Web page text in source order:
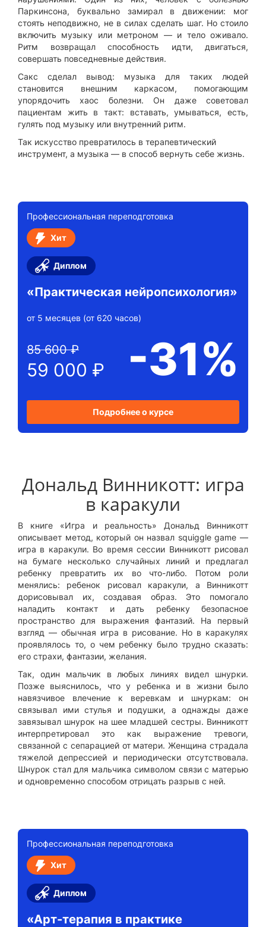
Паркинсона, буквально замирал в движении: мог
стоять неподвижно, не в силах сделать шаг. Но стоило
включить музыку или метроном — и тело оживало.
Ритм возвращал способность идти, двигаться,
совершать повседневные действия.
Сакс сделал вывод: музыка для таких людей
становится внешним каркасом, помогающим
упорядочить хаос болезни. Он даже советовал
пациентам жить в такт: вставать, умываться, есть,
гулять под музыку или внутренний ритм.
Так искусство превратилось в терапевтический
инструмент, а музыка — в способ вернуть себе жизнь.
Профессиональная переподготовка
Хит
Диплом
«Практическая нейропсихология»
от 5 месяцев (от 620 часов)
59 000 ₽
85 600 ₽ -31%
Подробнее о курсе
Дональд Винникотт: игра
в каракули
В книге «Игра и реальность» Дональд Винникотт
описывает метод, который он назвал squiggle game —
игра в каракули. Во время сессии Винникотт рисовал
на бумаге несколько случайных линий и предлагал
ребенку превратить их во что-либо. Потом роли
менялись: ребенок рисовал каракули, а Винникотт
дорисовывал их, создавая образ. Это помогало
наладить контакт и дать ребенку безопасное
пространство для выражения фантазий. На первый
взгляд — обычная игра в рисование. Но в каракулях
проявлялось то, о чем ребенку было трудно сказать:
его страхи, фантазии, желания.
Так, один мальчик в любых линиях видел шнурки.
Позже выяснилось, что у ребенка и в жизни было
навязчивое влечение к веревкам и шнуркам: он
связывал ими стулья и подушки, а однажды даже
завязывал шнурок на шее младшей сестры. Винникотт
интерпретировал это как выражение тревоги,
связанной с сепарацией от матери. Женщина страдала
тяжелой депрессией и периодически отсутствовала.
Шнурок стал для мальчика символом связи с матерью
и одновременно способом отрицать разрыв с ней.
Профессиональная переподготовка
Хит
Диплом
«Арт-терапия в практике